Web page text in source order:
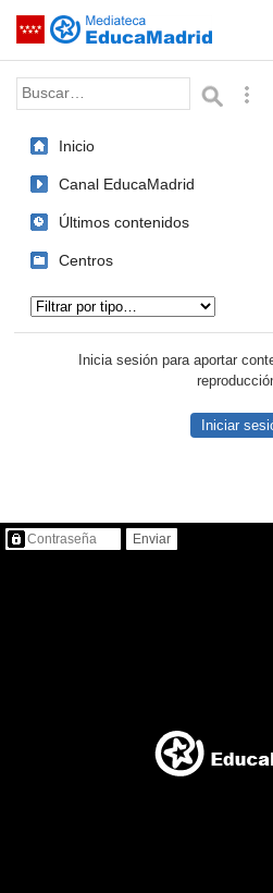
Saltar navegación
Palabra o frase:
Inicio
Canal EducaMadrid
Últimos contenidos
Centros
Inicia sesión para aportar
Iniciar
Contenido protegido…